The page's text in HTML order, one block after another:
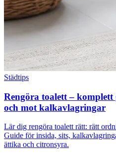
Städtips
Rengöra toalett – komplett
och mot kalkavlagringar
Lär dig rengöra toalett rätt: rätt
Guide för insida, sits,
ättika och citronsyra.